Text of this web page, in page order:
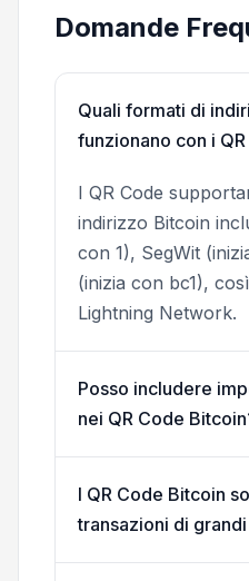
Domande
Quali formati di
funzionano con i
I QR Code
indirizzo Bitcoin
con 1), SegWit
(inizia con bc1),
Lightning Network.
Posso includere
nei QR Code
I QR Code Bitcoin
transazioni di